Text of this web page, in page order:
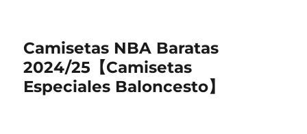
Camisetas NBA Baratas
2024/25【Camisetas
Especiales Baloncesto】